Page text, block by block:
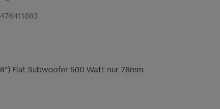
Flat Subwoofer 500 Watt nur 78mm